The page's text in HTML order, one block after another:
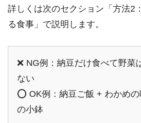
詳しくは次のセクション「方法2
る食事」で説明します。
❌ NG例：納豆だけ食べて野菜
ない
⭕ OK例：納豆ご飯 + わかめ
の小鉢